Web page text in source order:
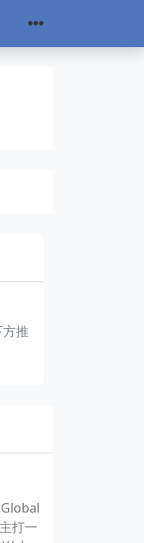
推
打一